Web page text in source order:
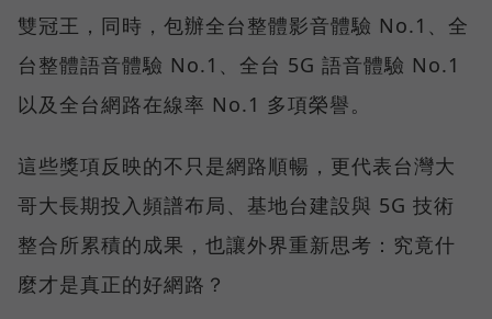
雙冠王，同時，包辦全台整體影音體驗 No.1、全
台整體語音體驗 No.1、全台 5G 語音體驗 No.1
以及全台網路在線率 No.1 多項榮譽。
這些獎項反映的不只是網路順暢，更代表台灣大
哥大長期投入頻譜布局、基地台建設與 5G 技術
整合所累積的成果，也讓外界重新思考：究竟什
麼才是真正的好網路？